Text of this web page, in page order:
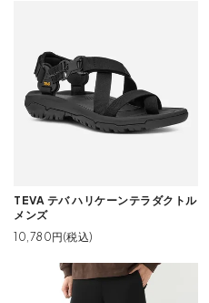
TEVA テバ ハリケーンテラダクトル
メンズ
10,780円(税込)